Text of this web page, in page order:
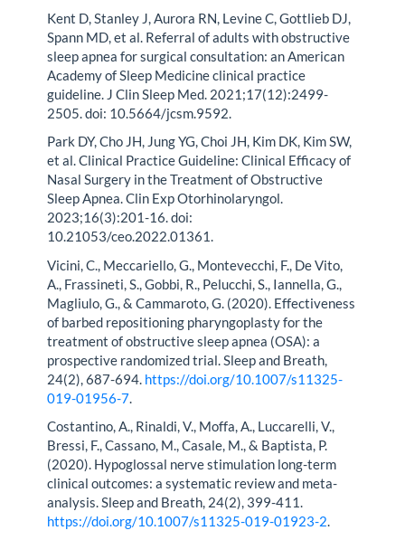
Kent D, Stanley J, Aurora RN, Levine C, Gottlieb DJ,
Spann MD, et al. Referral of adults with obstructive
sleep apnea for surgical consultation: an American
Academy of Sleep Medicine clinical practice
guideline. J Clin Sleep Med. 2021;17(12):2499-
2505. doi: 10.5664/jcsm.9592.
Park DY, Cho JH, Jung YG, Choi JH, Kim DK, Kim SW,
et al. Clinical Practice Guideline: Clinical Efficacy of
Nasal Surgery in the Treatment of Obstructive
Sleep Apnea. Clin Exp Otorhinolaryngol.
2023;16(3):201-16. doi:
10.21053/ceo.2022.01361.
Vicini, C., Meccariello, G., Montevecchi, F., De Vito,
A., Frassineti, S., Gobbi, R., Pelucchi, S., Iannella, G.,
Magliulo, G., & Cammaroto, G. (2020). Effectiveness
of barbed repositioning pharyngoplasty for the
treatment of obstructive sleep apnea (OSA): a
prospective randomized trial. Sleep and Breath,
24(2), 687-694. https://doi.org/10.1007/s11325-
019-01956-7
Costantino, A., Rinaldi, V., Moffa, A., Luccarelli, V.,
Bressi, F., Cassano, M., Casale, M., & Baptista, P.
(2020). Hypoglossal nerve stimulation long-term
clinical outcomes: a systematic review and meta-
analysis. Sleep and Breath, 24(2), 399-411.
https://doi.org/10.1007/s11325-019-01923-2.